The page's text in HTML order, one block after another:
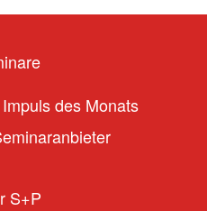
des Monats
S+P